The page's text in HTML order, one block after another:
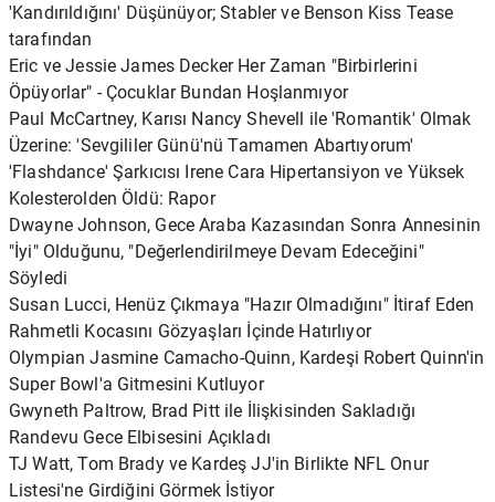
'Kandırıldığını' Düşünüyor; Stabler ve Benson Kiss Tease
tarafından
Eric ve Jessie James Decker Her Zaman "Birbirlerini
Öpüyorlar" - Çocuklar Bundan Hoşlanmıyor
Paul McCartney, Karısı Nancy Shevell ile 'Romantik' Olmak
Üzerine: 'Sevgililer Günü'nü Tamamen Abartıyorum'
'Flashdance' Şarkıcısı Irene Cara Hipertansiyon ve Yüksek
Kolesterolden Öldü: Rapor
Dwayne Johnson, Gece Araba Kazasından Sonra Annesinin
"İyi" Olduğunu, "Değerlendirilmeye Devam Edeceğini"
Söyledi
Susan Lucci, Henüz Çıkmaya "Hazır Olmadığını" İtiraf Eden
Rahmetli Kocasını Gözyaşları İçinde Hatırlıyor
Olympian Jasmine Camacho-Quinn, Kardeşi Robert Quinn'in
Super Bowl'a Gitmesini Kutluyor
Gwyneth Paltrow, Brad Pitt ile İlişkisinden Sakladığı
Randevu Gece Elbisesini Açıkladı
TJ Watt, Tom Brady ve Kardeş JJ'in Birlikte NFL Onur
Listesi'ne Girdiğini Görmek İstiyor